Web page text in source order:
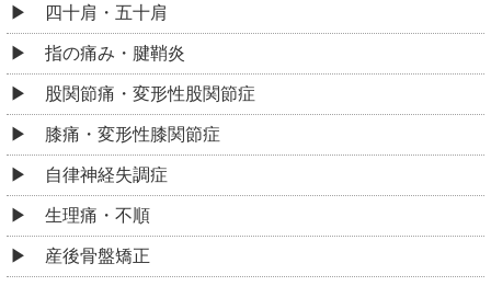
四十肩・五十肩
指の痛み・腱鞘炎
股関節痛・変形性股関節症
膝痛・変形性膝関節症
自律神経失調症
生理痛・不順
産後骨盤矯正